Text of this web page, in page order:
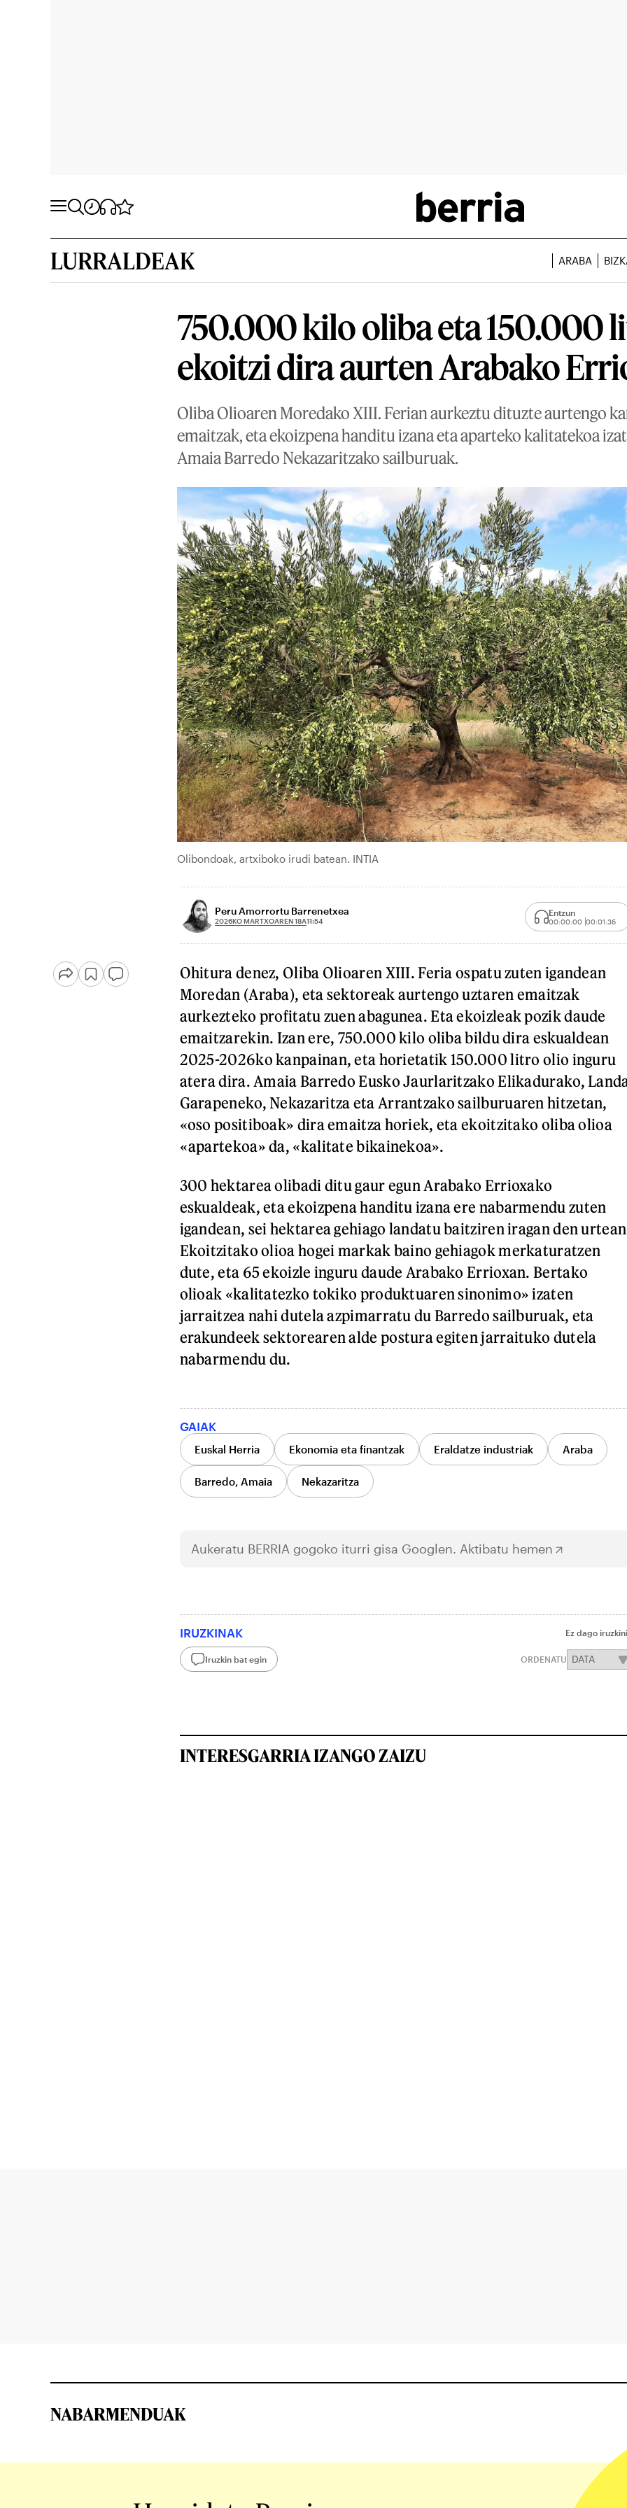
LURRALDEAK ARABA
750.000 kilo oliba eta 150.000
ekoitzi dira aurten Arabako
Oliba Olioaren Moredako XIII. Ferian aurkeztu dituzte aurtengo
emaitzak, eta ekoizpena handitu izana eta aparteko kalitatekoa
Amaia Barredo Nekazaritzako sailburuak.
Olibondoak, artxiboko irudi batean. INTIA
Peru Amorrortu Barrenetxea
2026KO MARTXOAREN 18A11:54
Entzun
00:00:00 00:01:36
Ohitura denez, Oliba Olioaren XIII. Feria ospatu zuten igandean
Moredan (Araba), eta sektoreak aurtengo uztaren emaitzak
aurkezteko profitatu zuen abagunea. Eta ekoizleak pozik daude
emaitzarekin. Izan ere, 750.000 kilo oliba bildu dira eskualdean
2025-2026ko kanpainan, eta horietatik 150.000 litro olio inguru
atera dira. Amaia Barredo Eusko Jaurlaritzako Elikadurako,
Garapeneko, Nekazaritza eta Arrantzako sailburuaren hitzetan,
«oso positiboak» dira emaitza horiek, eta ekoitzitako oliba olioa
«apartekoa» da, «kalitate bikainekoa».
300 hektarea olibadi ditu gaur egun Arabako Errioxako
eskualdeak, eta ekoizpena handitu izana ere nabarmendu zuten
igandean, sei hektarea gehiago landatu baitziren iragan den
Ekoitzitako olioa hogei markak baino gehiagok merkaturatzen
dute, eta 65 ekoizle inguru daude Arabako Errioxan. Bertako
olioak «kalitatezko tokiko produktuaren sinonimo» izaten
jarraitzea nahi dutela azpimarratu du Barredo sailburuak, eta
erakundeek sektorearen alde postura egiten jarraituko dutela
nabarmendu du.
GAIAK
Euskal Herria Ekonomia eta finantzak Eraldatze industriak Araba
Barredo, Amaia Nekazaritza
Aukeratu BERRIA gogoko iturri gisa Googlen. Aktibatu hemen
IRUZKINAK Ez dago
Iruzkin bat egin ORDENATU
INTERESGARRIA IZANGO ZAIZU
NABARMENDUAK